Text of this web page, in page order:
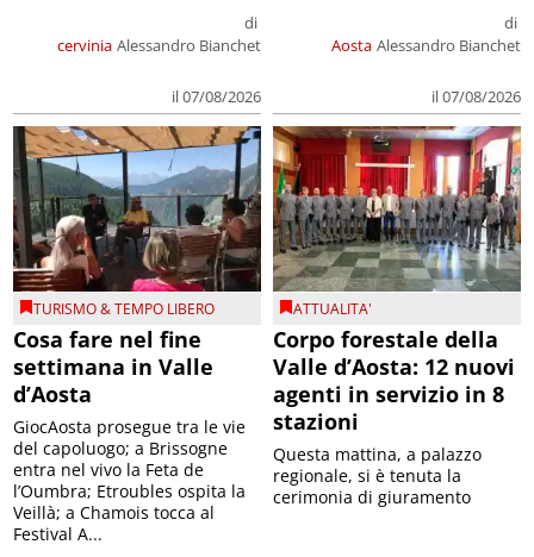
cervinia
di
Alessandro Bianchet
il 07/08/2026
Aosta
di
Alessandro Bianchet
il 07/08/2026
TURISMO & TEMPO LIBERO
Cosa fare nel fine
settimana in Valle
d’Aosta
GiocAosta prosegue tra le vie
del capoluogo; a Brissogne
entra nel vivo la Feta de
l’Oumbra; Etroubles ospita la
Veillà; a Chamois tocca al
Festival A...
ATTUALITA'
Corpo forestale della
Valle d’Aosta: 12 nuovi
agenti in servizio in 8
stazioni
Questa mattina, a palazzo
regionale, si è tenuta la
cerimonia di giuramento